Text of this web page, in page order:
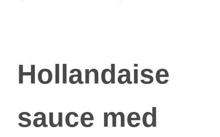
Hollandaise
sauce med